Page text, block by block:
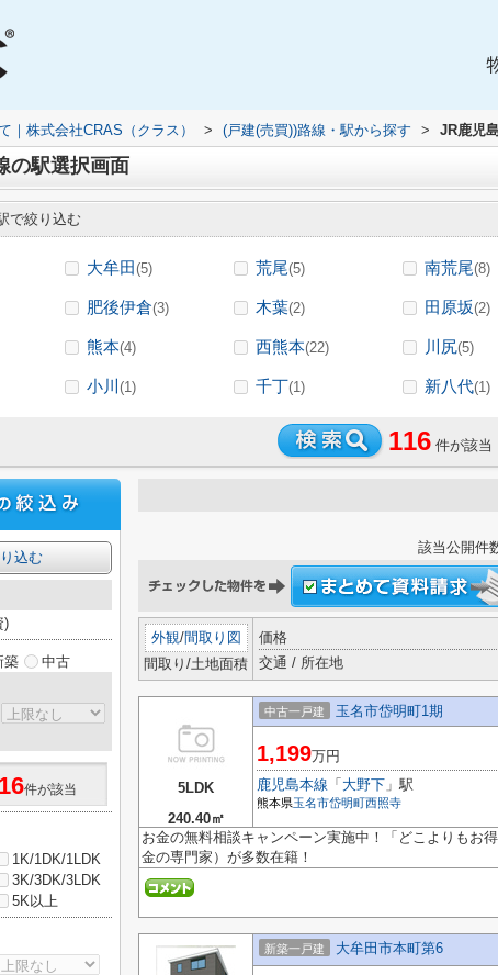
｜株式会社CRAS（クラス） > (戸建(売買))路線・駅から探す > JR鹿児
の駅選択画面
で絞り込む
大牟田(5) 荒尾(5) 南荒尾(8)
肥後伊倉(3) 木葉(2) 田原坂(2)
熊本(4) 西熊本(22) 川尻(5)
小川 (1) 千丁(1) 新八代(1)
116 件が該当
該当公開件
外観/間取り図
間取り/土地面積
価格
交通 / 所在地
5LDK
240.40㎡
中古一戸建 玉名市岱明町1期
1,199万円
鹿児島本線 「 大野下 」駅
熊本県玉名市岱明町西照寺
お金の無料相談キャンペーン実施中！「どこよりもお
金の専門家）が多数在籍！
新築一戸建 大牟田市本町第6
込む
)
築
中古
件が該当
1K/1DK/1LDK
3K/3DK/3LDK
5K以上